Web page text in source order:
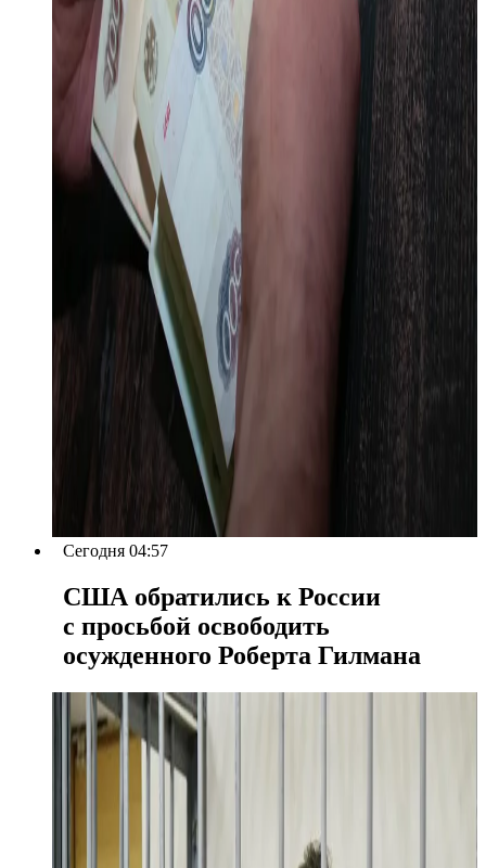
Сегодня 04:57
США обратились к России
с просьбой освободить
осужденного Роберта Гилмана